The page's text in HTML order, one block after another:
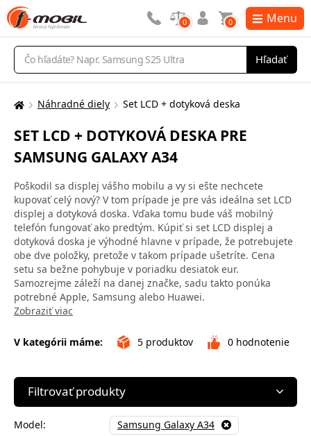
Vyhľadávanie
Hľadať
0 0 Menu
Tu
nachádzate:
Náhradné diely Set LCD + dotyková deska
SET LCD + DOTYKOVÁ DESKA PRE
SAMSUNG GALAXY A34
Poškodil sa displej vášho mobilu a vy si ešte nechcete
kupovať celý nový? V tom prípade je pre vás ideálna set LCD
displej a dotyková doska. Vďaka tomu bude váš mobilný
telefón fungovať ako predtým. Kúpiť si set LCD displej a
dotyková doska je výhodné hlavne v prípade, že potrebujete
obe dve položky, pretože v takom prípade ušetríte. Cena
setu sa bežne pohybuje v poriadku desiatok eur.
Samozrejme záleží na danej značke, sadu takto ponúka
potrebné Apple, Samsung alebo Huawei.
Zobraziť viac
V kategórii máme: 5 produktov 0 hodnotenie
Filtrovať produkty
Model: Samsung Galaxy A34